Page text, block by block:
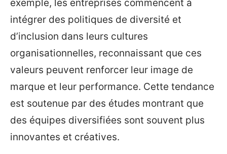
exemple, les entreprises commencent à
intégrer des politiques de diversité et
d’inclusion dans leurs cultures
organisationnelles, reconnaissant que ces
valeurs peuvent renforcer leur image de
marque et leur performance. Cette tendance
est soutenue par des études montrant que
des équipes diversifiées sont souvent plus
innovantes et créatives.